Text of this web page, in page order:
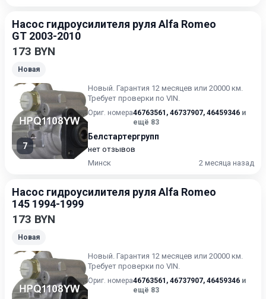
Насос гидроусилителя руля Alfa Romeo
GT 2003-2010
173 BYN
Новая
7
Новый. Гарантия 12 месяцев или 20000 км.
Требует проверки по VIN.
Ориг. номера46763561 , 46737907, 46459346 и
ещё 83
Белстартергрупп
нет отзывов
Минск
2 месяца назад
Насос гидроусилителя руля Alfa Romeo
145 1994-1999
173 BYN
Новая
Новый. Гарантия 12 месяцев или 20000 км.
Требует проверки по VIN.
Ориг. номера46763561 , 46737907, 46459346 и
ещё 83